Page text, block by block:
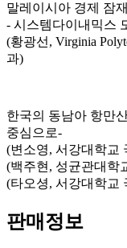
말레이시아 경제 잠
- 시스템다이내믹스
(황광선, Virginia
과)
한국의 동남아 항만
중심으로-
(변소영, 서강대학교
(백주현, 성균관대학
(타오셩, 서강대학교
판매정보